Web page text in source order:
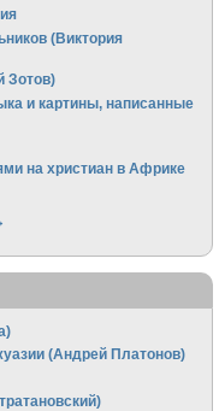
(Виктория
Зотов)
и картины, написанные
на христиан в Африке
(Андрей Платонов)